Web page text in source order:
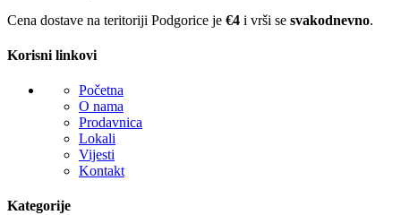
Cena dostave na teritoriji Podgorice je €4 i vrši se svakodnevno.
Korisni linkovi
Početna
O nama
Prodavnica
Lokali
Vijesti
Kontakt
Kategorije